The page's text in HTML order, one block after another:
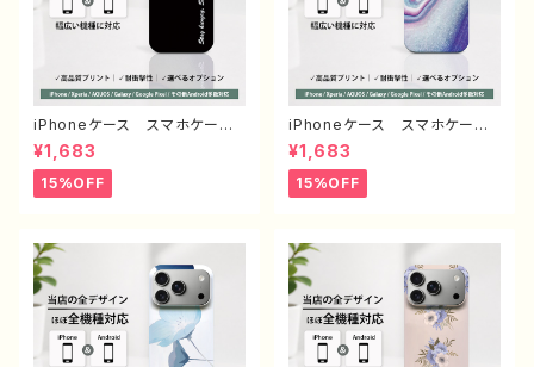
iPhoneケース スマホケー
ス シンプル 安い かっこい
い おしゃれ クール メン
ズ 高校生 男子 個性的
おすすめ 人気 クリエイタ
ia Googlepixel Galaxy
Android アンドロイド ケー
ス ノンブランド オリジナル
デザイン グッズ タイトル：シ
ンプル スマホケース PART193
J1-9
¥1,683
15%OFF
iPhoneケース スマホケー
ス 安い シンプル かっこい
い おしゃれ かわいい クー
ル メンズ レディース エモ
い画像 綺麗 美しい 個性
AQUOS sense 4 5 6 Xp
eria Googlepixel Galaxy
Android アンドロイド ケ
ース ノンブランド オリジナ
ル デザイン グッズ タイト
ル：エモいスマホケース PART3
75-1 J1-9
¥1,683
15%OFF